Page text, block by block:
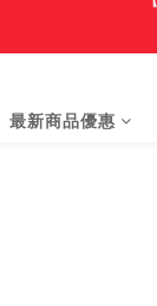
加入新
最新商品優惠